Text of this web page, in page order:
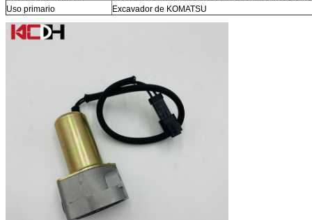
Uso primario
Excavador de KOMATSU